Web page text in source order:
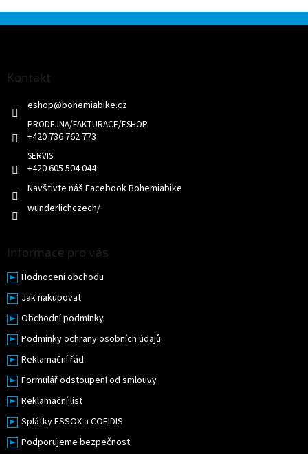
Kontakt
eshop@bohemiabike.cz
+420 736 762 773
+420 605 504 044
Navštivte náš Facebook Bohemiabike
wunderlichczech/
Informace pro vás
Hodnocení obchodu
Jak nakupovat
Obchodní podmínky
Podmínky ochrany osobních údajů
Reklamační řád
Formulář odstoupení od smlouvy
Reklamační list
Splátky ESSOX a COFIDIS
Podporujeme bezpečnost